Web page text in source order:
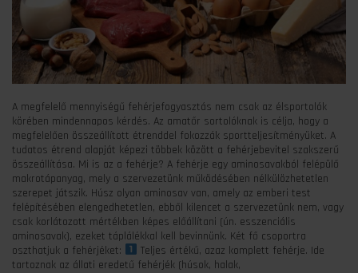
A megfelelő mennyiségű fehérjefogyasztás nem csak az élsportolók
körében mindennapos kérdés. Az amatőr sortolóknak is célja, hogy a
megfelelően összeállított étrenddel fokozzák sportteljesítményüket. A
tudatos étrend alapját képezi többek között a fehérjebevitel szakszerű
összeállítása. Mi is az a fehérje? A fehérje egy aminosavakból felépülő
makrotápanyag, mely a szervezetünk működésében nélkülözhetetlen
szerepet játszik. Húsz olyan aminosav van, amely az emberi test
felépítésében elengedhetetlen, ebből kilencet a szervezetünk nem, vagy
csak korlátozott mértékben képes előállítani (ún. esszenciális
aminosavak), ezeket táplálékkal kell bevinnünk. Két fő csoportra
oszthatjuk a fehérjéket:
Teljes értékű, azaz komplett fehérje. Ide
tartoznak az állati eredetű fehérjék (húsok, halak,